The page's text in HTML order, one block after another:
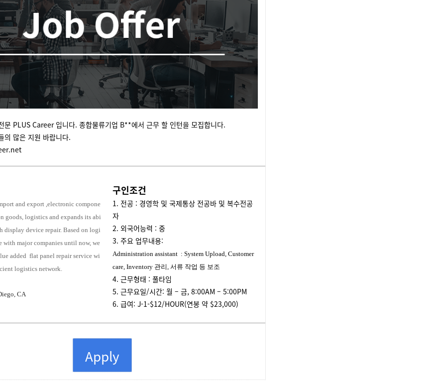
문 PLUS Career 입니다. 종합물류기업 B**에서 근무 할 인턴을 모집합니다.
의 많은 지원 바랍니다.
and export electronic compone
goods, logistics and expands its abi
display device repair. Based on logi
with major companies until now, we
added flat panel repair service wi
logistics network.
CA
구인조건
1. 전공 : 경영학 및 국제통상 전공바 및 복수전공
자
2. 외국어능력 : 중
3. 주요 업무내용:
Administration assistant : System Upload, Customer
care, Inventory 관리 서류 작업 등 보조
4. 근무형태 : 풀타임
5. 근무요일/시간: 월 – 금, 8:00AM – 5:00PM
6. 급여: J-1-$12/HOUR(연봉 약 $23,000)
Apply